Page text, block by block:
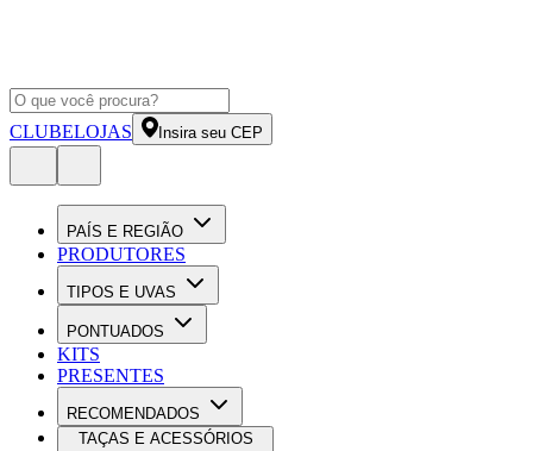
CLUBELOJAS Insira seu CEP
PAÍS E REGIÃO
PRODUTORES
TIPOS E UVAS
PONTUADOS
KITS
PRESENTES
RECOMENDADOS
TAÇAS E ACESSÓRIOS